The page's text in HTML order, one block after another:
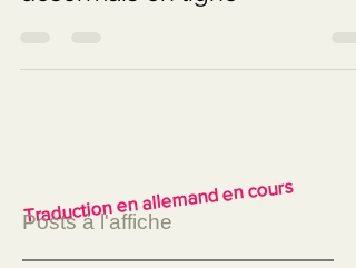
Traduction en allemand en cours
Posts à l'affiche